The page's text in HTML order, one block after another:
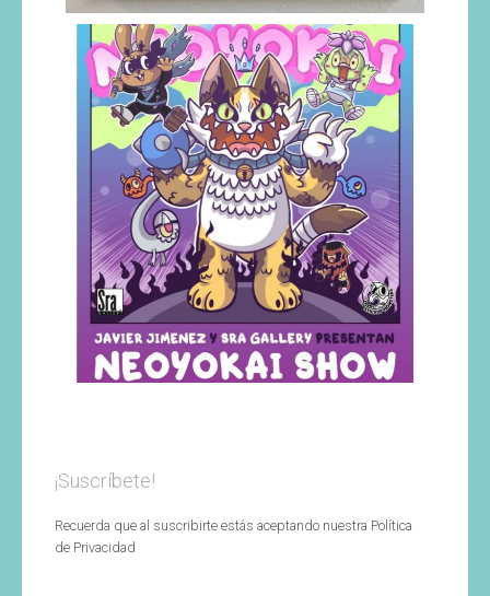
¡Suscríbete!
Recuerda que al suscribirte estás aceptando nuestra Política
de Privacidad